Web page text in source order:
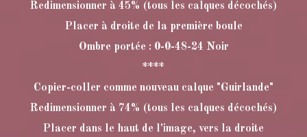
Redimensionner à 45% (tous les calques décochés)
Placer à droite de la première boule
Ombre portée : 0-0-48-24 Noir
****
Copier-coller comme nouveau calque "Guirlande"
Redimensionner à 74% (tous les calques décochés)
Placer dans le haut de l'image, vers la droite